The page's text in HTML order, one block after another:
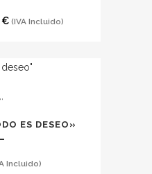
€Rango
desde
25,00 €
(IVA Incluido)
ES DESEO»
Incluido)